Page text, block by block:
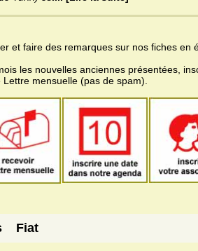
et faire des remarques sur nos fiches en
les nouvelles anciennes présentées,
mensuelle (pas de spam).
Fiat